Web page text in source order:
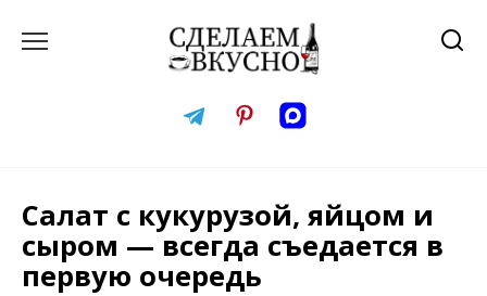
Салат с кукурузой, яйцом и
сыром — всегда съедается в
первую очередь